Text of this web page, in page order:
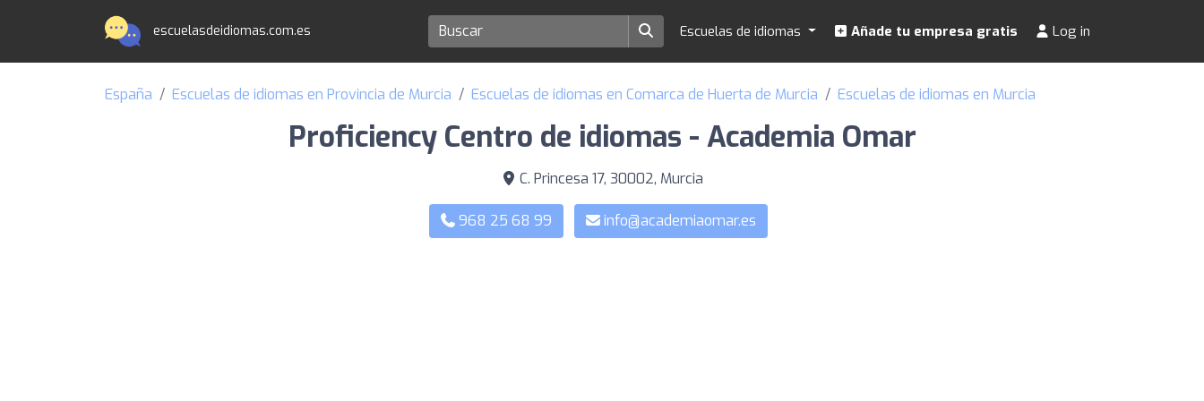
escuelasdeidiomas.com.es Escuelas de idiomas Añade tu empresa gratis Log in
España Escuelas de idiomas en Provincia de Murcia Escuelas de idiomas en Comarca de Huerta de Murcia Escuelas de idiomas en Murcia
Proficiency Centro de idiomas - Academia Omar
C. Princesa 17, 30002, Murcia
968 25 68 99 info@academiaomar.es